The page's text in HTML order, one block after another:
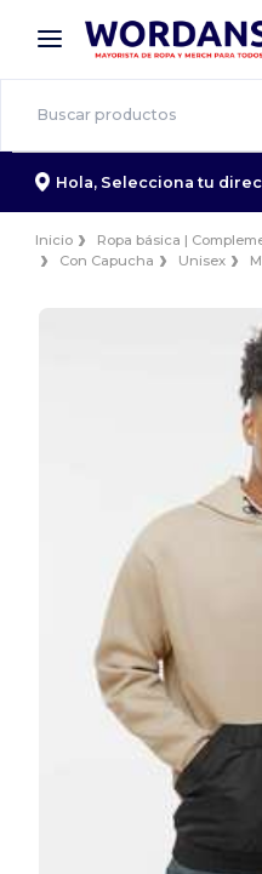
× App de Wordans
¡Mejores precios en app!
Hola, Selecciona tu
Inicio Ropa básica |
Con Capucha
Unisex